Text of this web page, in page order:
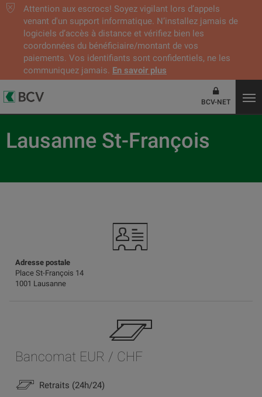
Attention aux escrocs! Soyez vigilant lors d’appels
venant d'un support informatique. N’installez jamais de
logiciels d’accès à distance et vérifiez bien les
coordonnées du bénéficiaire/montant de vos
paiements. Vos identifiants sont confidentiels, ne les
communiquez jamais. En savoir plus
BCV-NET
Lausanne St-François
Adresse postale
Place St-François 14
1001 Lausanne
Bancomat EUR / CHF
Retraits (24h/24)